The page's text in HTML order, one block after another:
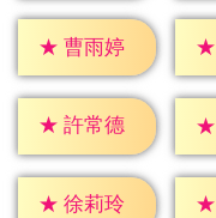
★ 曹雨婷 ★
★ 許常德 ★
★ 徐莉玲 ★